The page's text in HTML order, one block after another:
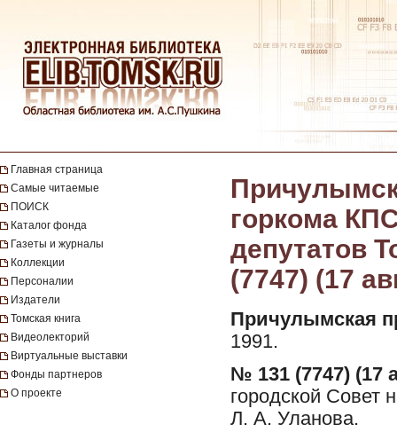
Главная страница
Самые читаемые
ПОИСК
Каталог фонда
Газеты и журналы
Коллекции
Персоналии
Издатели
Томская книга
Видеолекторий
Виртуальные выставки
Фонды партнеров
О проекте
горкома
депутатов
(7747) (17
Причулымская
1991.
№ 131 (7747) (17
городской Совет
Л. А. Уланова.